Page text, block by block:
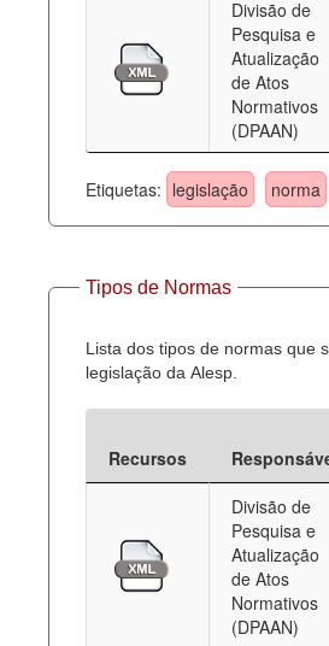
Divisão de
Pesquisa e
Atualização
de Atos
Normativos
(DPAAN)
Etiquetas: legislação norma
Tipos de Normas
Lista dos tipos de normas que
legislação da Alesp.
Recursos
Divisão de
Pesquisa e
Atualização
de Atos
Normativos
(DPAAN)